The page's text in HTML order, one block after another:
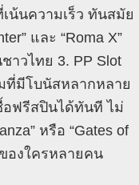
น้นความเร็ว ทันสมัย
และ “Roma X”
าวไทย 3. PP Slot
มที่มีโบนัสหลากหลาย
อฟรีสปินได้ทันที ไม่
หรือ “Gates of
องใครหลายคน